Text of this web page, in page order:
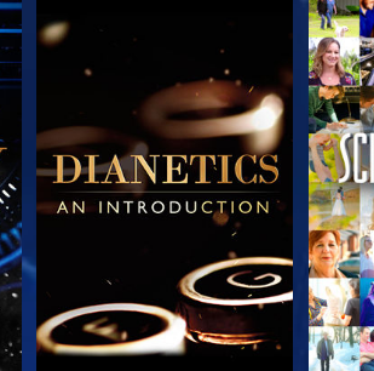
ESPLORA LE SERIE